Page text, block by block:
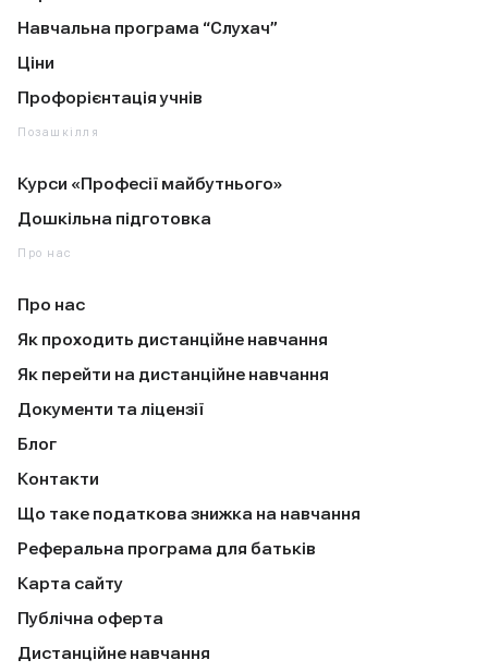
Навчальна програма “Слухач”
Ціни
Профорієнтація учнів
Позашкілля
Курси «Професії майбутнього»
Дошкільна підготовка
Про нас
Про нас
Як проходить дистанційне навчання
Як перейти на дистанційне навчання
Документи та ліцензії
Блог
Контакти
Що таке податкова знижка на навчання
Реферальна програма для батьків
Карта сайту
Публічна оферта
Дистанційне навчання